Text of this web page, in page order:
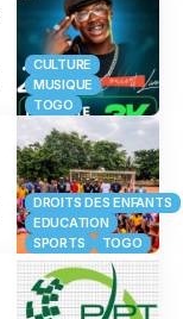
CULTURE
MUSIQUE
TOGO
DROITS DES ENFANTS
EDUCATION
SPORTS
TOGO